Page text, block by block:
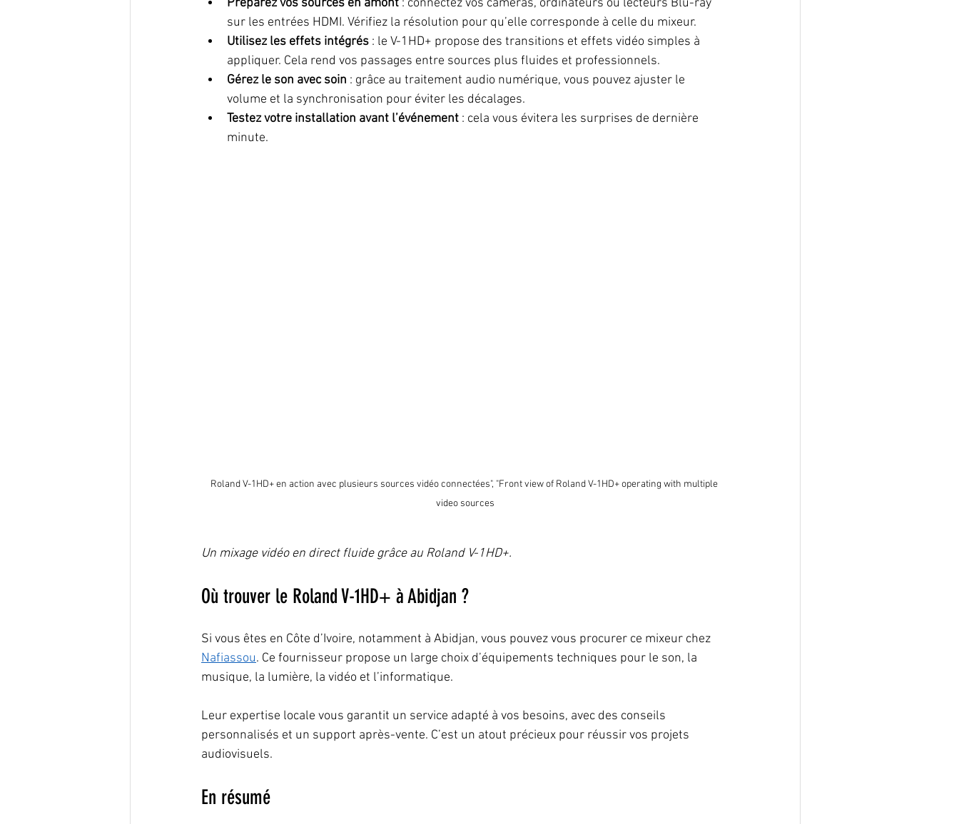
Préparez vos sources en amont : connectez vos caméras, ordinateurs ou lecteurs Blu-ray
sur les entrées HDMI. Vérifiez la résolution pour qu’elle corresponde à celle du mixeur.
Utilisez les effets intégrés : le V-1HD+ propose des transitions et effets vidéo simples à
appliquer. Cela rend vos passages entre sources plus fluides et professionnels.
Gérez le son avec soin : grâce au traitement audio numérique, vous pouvez ajuster le
volume et la synchronisation pour éviter les décalages.
Testez votre installation avant l’événement : cela vous évitera les surprises de dernière
minute.
Roland V-1HD+ en action avec plusieurs sources vidéo connectées", "Front view of Roland V-1HD+ operating with multiple
video sources
Un mixage vidéo en direct fluide grâce au Roland V-1HD+.
Où trouver le Roland V-1HD+ à Abidjan ?
Si vous êtes en Côte d’Ivoire, notamment à Abidjan, vous pouvez vous procurer ce mixeur chez
Nafiassou. Ce fournisseur propose un large choix d’équipements techniques pour le son, la
musique, la lumière, la vidéo et l’informatique.
Leur expertise locale vous garantit un service adapté à vos besoins, avec des conseils
personnalisés et un support après-vente. C’est un atout précieux pour réussir vos projets
audiovisuels.
En résumé